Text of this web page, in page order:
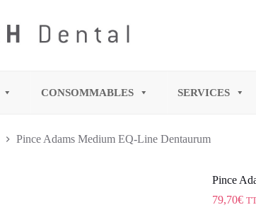
Ajouter au panier
CONSOMMABLES SERVICES
Pince Adams Medium EQ-Line Dentaurum
Pince
79,70€